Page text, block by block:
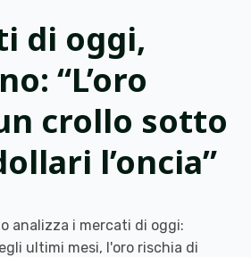
di oggi,
“L’oro
crollo sotto
l’oncia”
analizza i mercati di oggi:
ultimi mesi, l'oro rischia di